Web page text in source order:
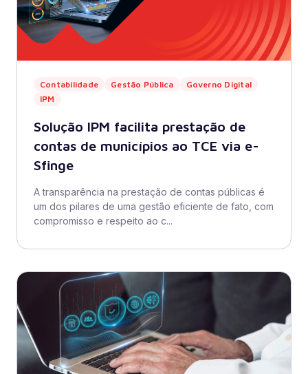
Contabilidade Gestão Pública
Governo Digital
IPM
Solução IPM facilita prestação de
contas de municípios ao TCE via e-
Sfinge
A transparência na prestação de contas públicas é
um dos pilares de uma gestão eficiente de fato, com
compromisso e respeito ao c...